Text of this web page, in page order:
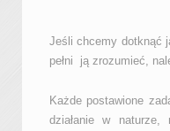
Jeśli chcemy dotknąć
pełni ją zrozumieć,
Każde postawione
działanie w